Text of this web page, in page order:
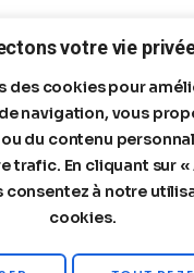
votre vie
des cookies pour
navigation, vous
du contenu
trafic. En cliquant sur
consentez à notre
cookies.